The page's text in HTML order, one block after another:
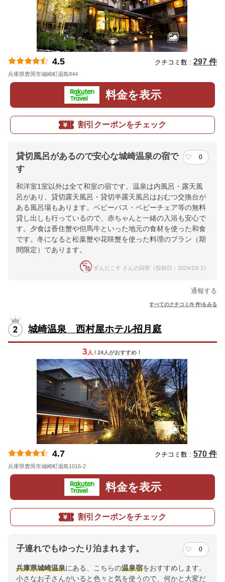
4.5 クチコミ数 : 297 件
兵庫県豊岡市城崎町湯島844
料金を表示
割引クーポンをチェック
貸切風呂があるので安心な城崎温泉の宿で
す
0
和洋室1室以外は全て和室の宿です。温泉は内風呂・露天風
呂があり、貸切露天風呂・貸切半露天風呂はおむつ交換台が
ある風呂場もあります。ベビーバス・ベビーチェア等の無料
貸し出しも行っているので、赤ちゃんと一緒の入浴も安心で
す。夕食は香住蟹や但馬牛といった地元の食材を使った和食
です。冬になると松葉蟹や花咲蟹を使った料理のプラン（期
間限定）であります。
ずんたこす さんの回答（投稿日：2024/10/ 2）
通報する
すべてのクチコミ(9 件)をみる
城崎温泉 西村屋ホテル招月庭
3 人 / 24人がおすすめ！
4.7 クチコミ数 : 570 件
兵庫県豊岡市城崎町湯島1016-2
料金を表示
割引クーポンをチェック
子連れでもゆったり泊まれます。 0
兵庫県城崎温泉にある、こちらの温泉宿をおすすめします。
小さなお子さんがいると色々と気を使うので、何かと大変だ